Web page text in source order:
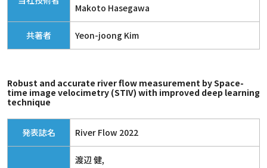
Makoto Hasegawa
共著者 Yeon-joong Kim
Robust and accurate river flow measurement by Space-
time image velocimetry (STIV) with improved deep learning
technique
発表誌名 River Flow 2022
渡辺 健,